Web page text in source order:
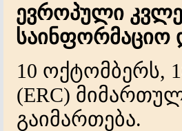
ევროპული
საინფორმაციო
10 ოქტომბერს,
(ERC)
გაიმართება.